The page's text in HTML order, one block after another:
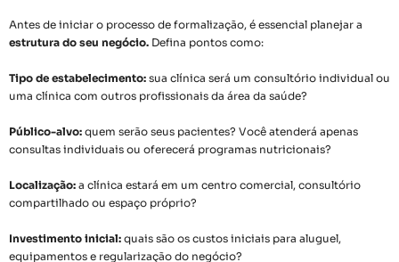
Antes de iniciar o processo de formalização, é essencial planejar a
estrutura do seu negócio. Defina pontos como:
Tipo de estabelecimento: sua clínica será um consultório individual ou
uma clínica com outros profissionais da área da saúde?
Público-alvo: quem serão seus pacientes? Você atenderá apenas
consultas individuais ou oferecerá programas nutricionais?
Localização: a clínica estará em um centro comercial, consultório
compartilhado ou espaço próprio?
Investimento inicial: quais são os custos iniciais para aluguel,
equipamentos e regularização do negócio?